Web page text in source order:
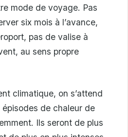
mode de voyage. Pas
six mois à l’avance,
pas de valise à
au sens propre
climatique, on s’attend
de chaleur de
Ils seront de plus